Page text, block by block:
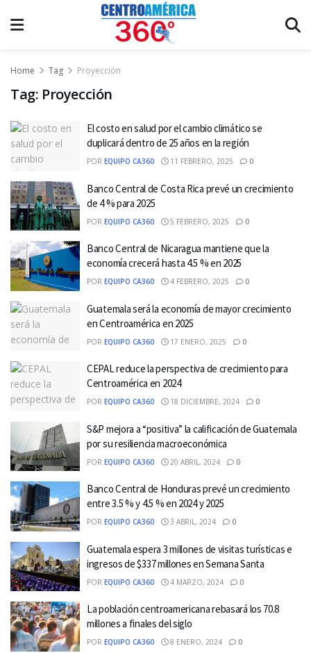
Home Tag Proyección
Tag: Proyección
El costo en salud por el cambio climático se
duplicará dentro de 25 años en la región
POR EQUIPO CA360 11 FEBRERO, 2025 0
Banco Central de Costa Rica prevé un crecimiento
de 4 % para 2025
POR EQUIPO CA360 5 FEBRERO, 2025 0
Banco Central de Nicaragua mantiene que la
economía crecerá hasta 4.5 % en 2025
POR EQUIPO CA360 4 FEBRERO, 2025 0
Guatemala será la economía de mayor crecimiento
en Centroamérica en 2025
POR EQUIPO CA360 17 ENERO, 2025 0
CEPAL reduce la perspectiva de crecimiento para
Centroamérica en 2024
POR EQUIPO CA360 18 DICIEMBRE, 2024 0
S&P mejora a “positiva” la calificación de Guatemala
por su resiliencia macroeconómica
POR EQUIPO CA360 20 ABRIL, 2024 0
Banco Central de Honduras prevé un crecimiento
entre 3.5 % y 4.5 % en 2024 y 2025
POR EQUIPO CA360 3 ABRIL, 2024 0
Guatemala espera 3 millones de visitas turísticas e
ingresos de $337 millones en Semana Santa
POR EQUIPO CA360 4 MARZO, 2024 0
La población centroamericana rebasará los 70.8
millones a finales del siglo
POR EQUIPO CA360 8 ENERO, 2024 0